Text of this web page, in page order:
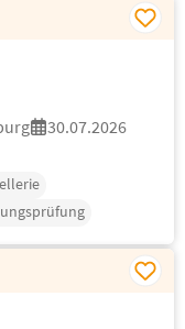
30.07.2026